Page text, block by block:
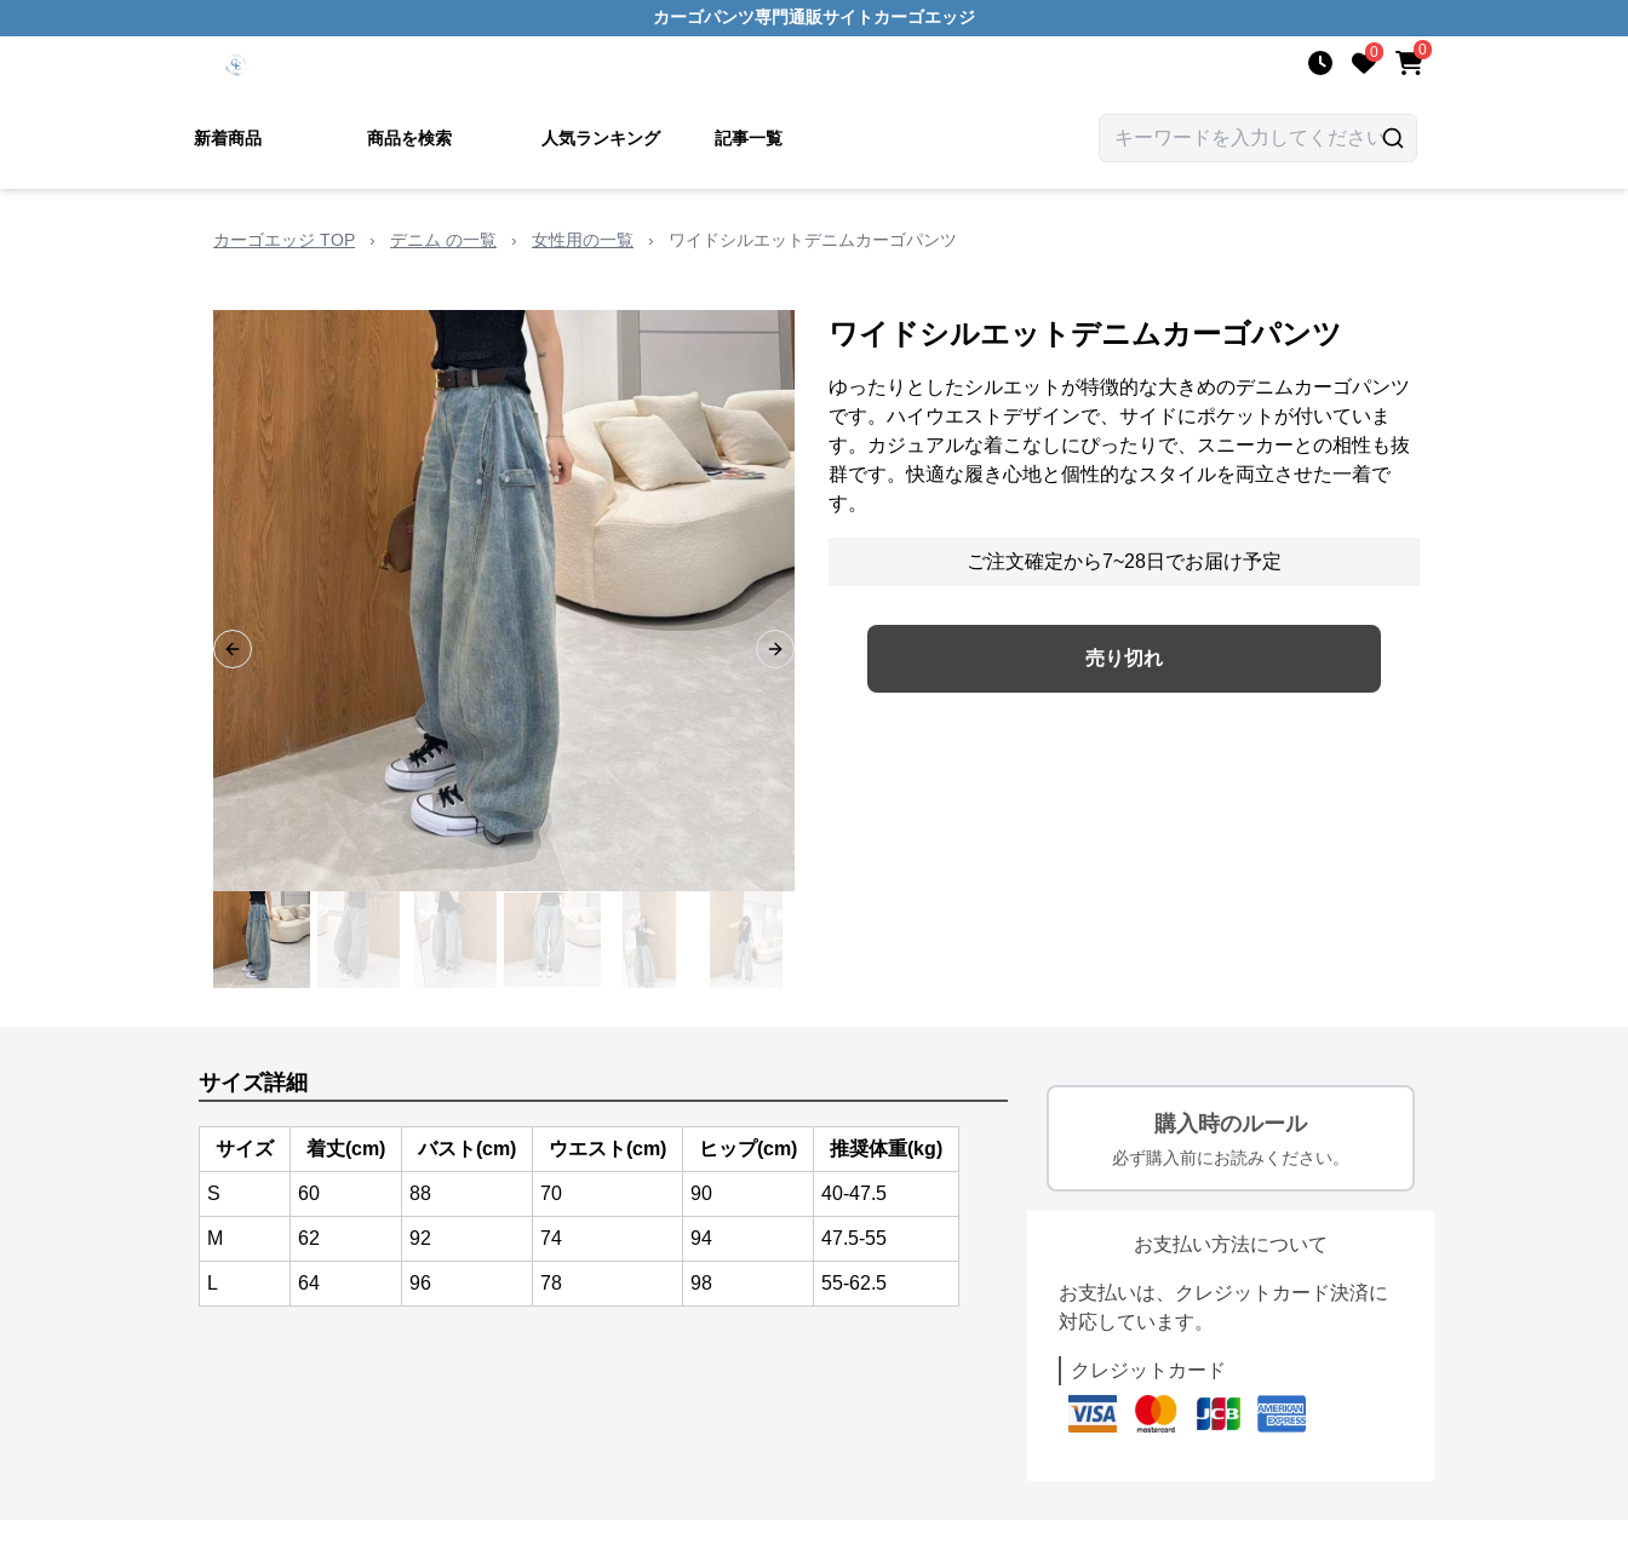
カーゴパンツ専門通販サイト カーゴエッジ
0 0
新着商品 商品を検索 人気ランキング 記事一覧
カーゴエッジ TOP › デニム の一覧 › 女性用の一覧 › ワイドシルエットデニムカーゴパンツ
Previous slide Next slide
ワイドシルエットデニムカーゴパンツ
ゆったりとしたシルエットが特徴的な大きめのデニムカーゴパンツ
です。ハイウエストデザインで、サイドにポケットが付いていま
す。カジュアルな着こなしにぴったりで、スニーカーとの相性も抜
群です。快適な履き心地と個性的なスタイルを両立させた一着で
す。
ご注文確定から7~28日でお届け予定
売り切れ
サイズ詳細
サイズ 着丈(cm) バスト(cm) ウエスト(cm) ヒップ(cm) 推奨体重(kg)
S 60 88 70 90 40-47.5
M 62 92 74 94 47.5-55
L 64 96 78 98 55-62.5
購入時のルール
必ず購入前にお読みください。
お支払い方法について
お支払いは、クレジットカード決済に
対応しています。
クレジットカード